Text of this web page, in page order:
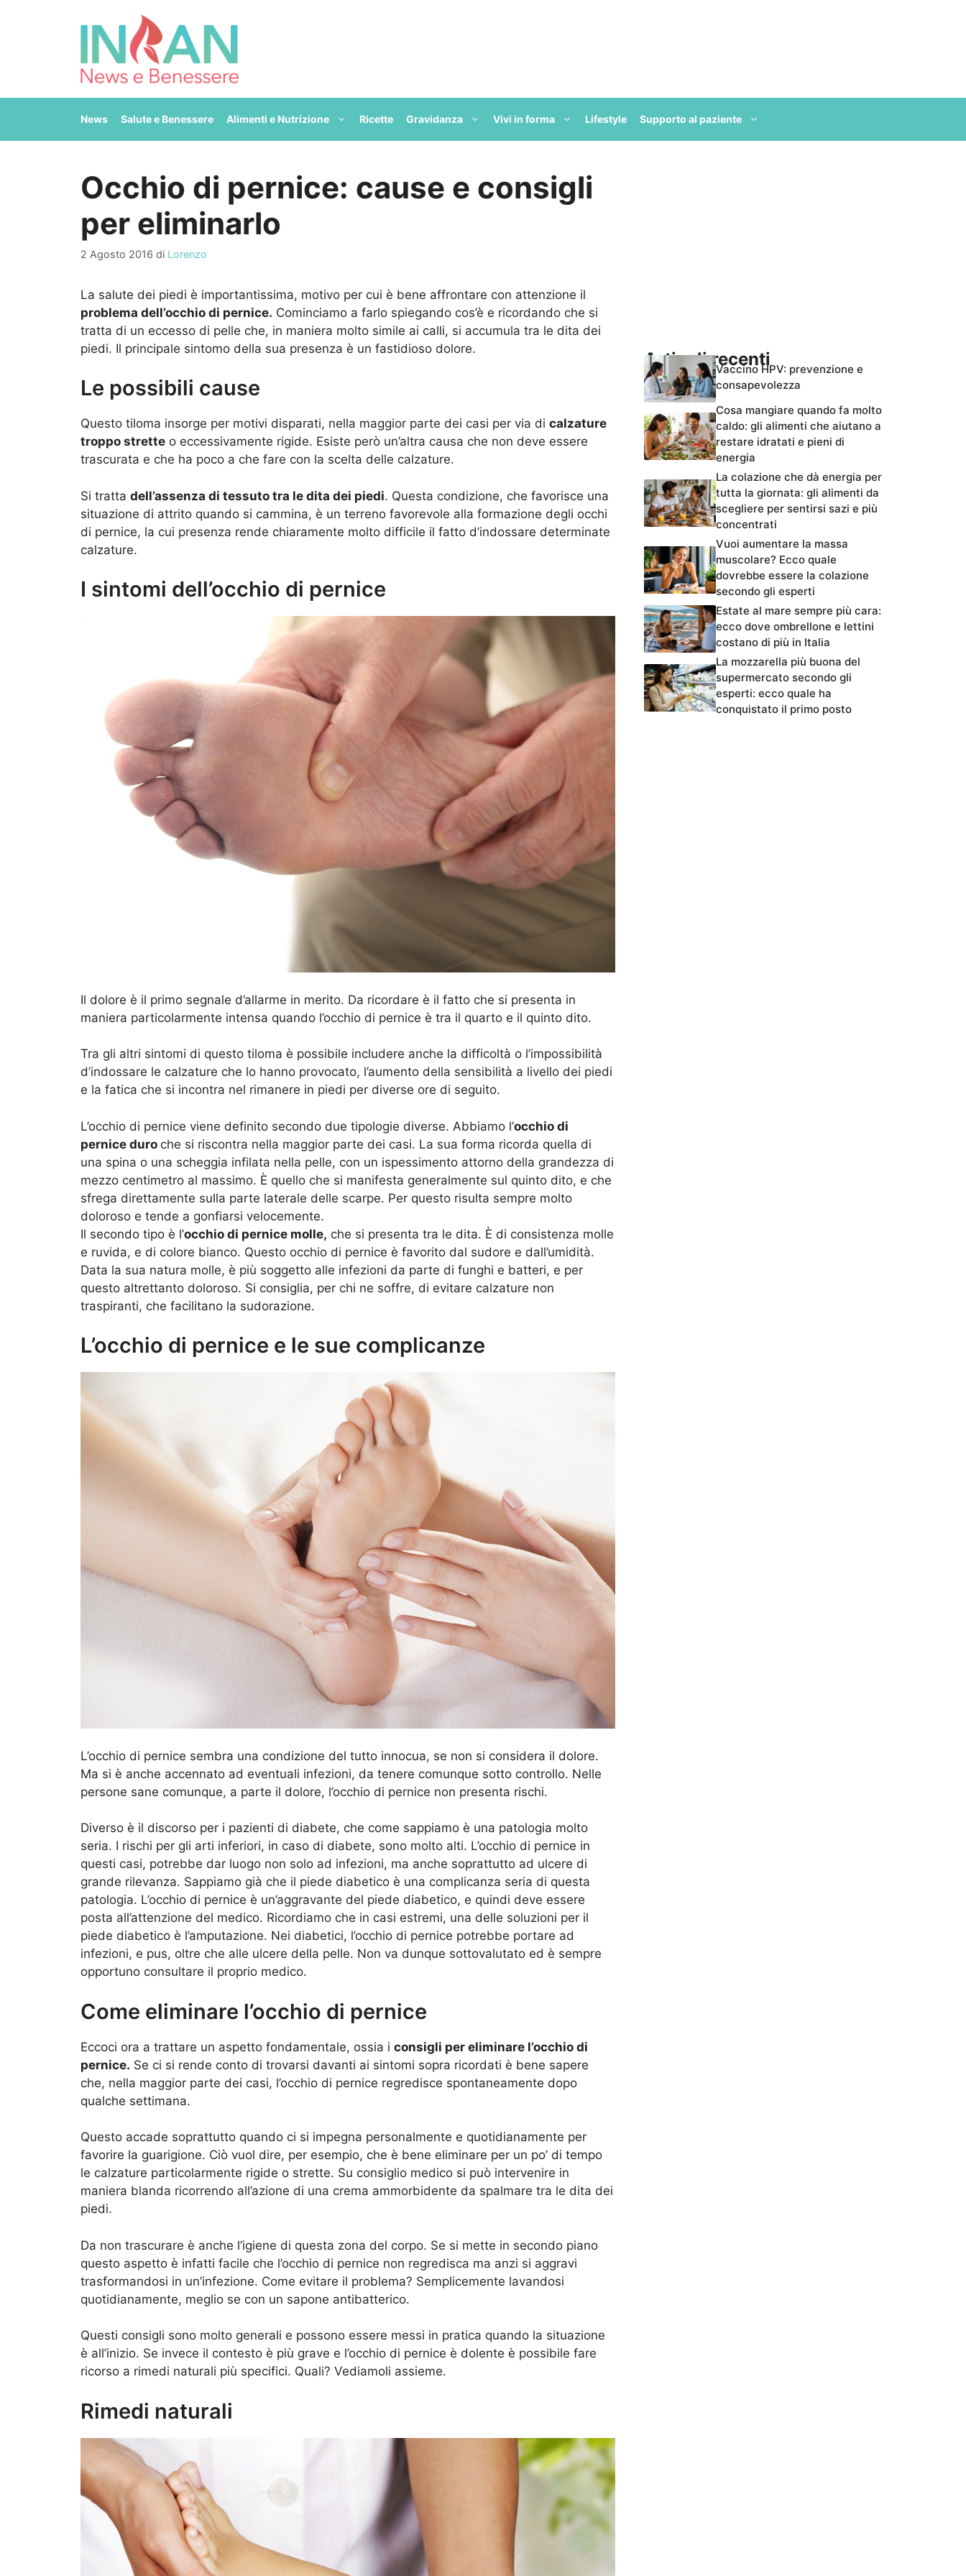
News Salute e Benessere Alimenti e Nutrizione Ricette Gravidanza Vivi in forma Lifestyle Supporto al paziente
Occhio di pernice: cause e consigli
per eliminarlo
2 Agosto 2016 di Lorenzo
La salute dei piedi è importantissima, motivo per cui è bene affrontare con attenzione il
problema dell’occhio di pernice. Cominciamo a farlo spiegando cos’è e ricordando che si
tratta di un eccesso di pelle che, in maniera molto simile ai calli, si accumula tra le dita dei
piedi. Il principale sintomo della sua presenza è un fastidioso dolore.
Le possibili cause
Questo tiloma insorge per motivi disparati, nella maggior parte dei casi per via di calzature
troppo strette o eccessivamente rigide. Esiste però un’altra causa che non deve essere
trascurata e che ha poco a che fare con la scelta delle calzature.
Si tratta dell’assenza di tessuto tra le dita dei piedi. Questa condizione, che favorisce una
situazione di attrito quando si cammina, è un terreno favorevole alla formazione degli occhi
di pernice, la cui presenza rende chiaramente molto difficile il fatto d’indossare determinate
calzature.
I sintomi dell’occhio di pernice
Il dolore è il primo segnale d’allarme in merito. Da ricordare è il fatto che si presenta in
maniera particolarmente intensa quando l’occhio di pernice è tra il quarto e il quinto dito.
Tra gli altri sintomi di questo tiloma è possibile includere anche la difficoltà o l’impossibilità
d’indossare le calzature che lo hanno provocato, l’aumento della sensibilità a livello dei piedi
e la fatica che si incontra nel rimanere in piedi per diverse ore di seguito.
L’occhio di pernice viene definito secondo due tipologie diverse. Abbiamo l’occhio di
pernice duro che si riscontra nella maggior parte dei casi. La sua forma ricorda quella di
una spina o una scheggia infilata nella pelle, con un ispessimento attorno della grandezza di
mezzo centimetro al massimo. È quello che si manifesta generalmente sul quinto dito, e che
sfrega direttamente sulla parte laterale delle scarpe. Per questo risulta sempre molto
doloroso e tende a gonfiarsi velocemente.
Il secondo tipo è l’occhio di pernice molle, che si presenta tra le dita. È di consistenza molle
e ruvida, e di colore bianco. Questo occhio di pernice è favorito dal sudore e dall’umidità.
Data la sua natura molle, è più soggetto alle infezioni da parte di funghi e batteri, e per
questo altrettanto doloroso. Si consiglia, per chi ne soffre, di evitare calzature non
traspiranti, che facilitano la sudorazione.
L’occhio di pernice e le sue complicanze
L’occhio di pernice sembra una condizione del tutto innocua, se non si considera il dolore.
Ma si è anche accennato ad eventuali infezioni, da tenere comunque sotto controllo. Nelle
persone sane comunque, a parte il dolore, l’occhio di pernice non presenta rischi.
Diverso è il discorso per i pazienti di diabete, che come sappiamo è una patologia molto
seria. I rischi per gli arti inferiori, in caso di diabete, sono molto alti. L’occhio di pernice in
questi casi, potrebbe dar luogo non solo ad infezioni, ma anche soprattutto ad ulcere di
grande rilevanza. Sappiamo già che il piede diabetico è una complicanza seria di questa
patologia. L’occhio di pernice è un’aggravante del piede diabetico, e quindi deve essere
posta all’attenzione del medico. Ricordiamo che in casi estremi, una delle soluzioni per il
piede diabetico è l’amputazione. Nei diabetici, l’occhio di pernice potrebbe portare ad
infezioni, e pus, oltre che alle ulcere della pelle. Non va dunque sottovalutato ed è sempre
opportuno consultare il proprio medico.
Come eliminare l’occhio di pernice
Eccoci ora a trattare un aspetto fondamentale, ossia i consigli per eliminare l’occhio di
pernice. Se ci si rende conto di trovarsi davanti ai sintomi sopra ricordati è bene sapere
che, nella maggior parte dei casi, l’occhio di pernice regredisce spontaneamente dopo
qualche settimana.
Questo accade soprattutto quando ci si impegna personalmente e quotidianamente per
favorire la guarigione. Ciò vuol dire, per esempio, che è bene eliminare per un po’ di tempo
le calzature particolarmente rigide o strette. Su consiglio medico si può intervenire in
maniera blanda ricorrendo all’azione di una crema ammorbidente da spalmare tra le dita dei
piedi.
Da non trascurare è anche l’igiene di questa zona del corpo. Se si mette in secondo piano
questo aspetto è infatti facile che l’occhio di pernice non regredisca ma anzi si aggravi
trasformandosi in un’infezione. Come evitare il problema? Semplicemente lavandosi
quotidianamente, meglio se con un sapone antibatterico.
Questi consigli sono molto generali e possono essere messi in pratica quando la situazione
è all’inizio. Se invece il contesto è più grave e l’occhio di pernice è dolente è possibile fare
ricorso a rimedi naturali più specifici. Quali? Vediamoli assieme.
Rimedi naturali
Articoli recentiVaccino HPV: prevenzione e
consapevolezza
Cosa mangiare quando fa molto
caldo: gli alimenti che aiutano a
restare idratati e pieni di
energia
La colazione che dà energia per
tutta la giornata: gli alimenti da
scegliere per sentirsi sazi e più
concentrati
Vuoi aumentare la massa
muscolare? Ecco quale
dovrebbe essere la colazione
secondo gli esperti
Estate al mare sempre più cara:
ecco dove ombrellone e lettini
costano di più in Italia
La mozzarella più buona del
supermercato secondo gli
esperti: ecco quale ha
conquistato il primo posto